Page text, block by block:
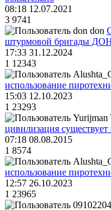
08:18 12.07.2021
3 9741
don
штурмовой бригады
17:33 31.12.2024
1 12343
использование
15:03 12.10.2023
1 23293
цивилизация существует
07:18 08.08.2015
1 8574
использование
12:57 26.10.2023
1 23965